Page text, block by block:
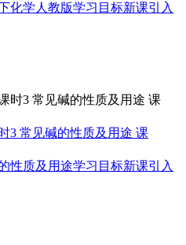
化学人教版学习目标新课引入
3 常见碱的性质及用途 课
性质及用途学习目标新课引入